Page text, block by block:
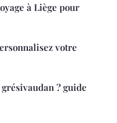
à Liège pour
votre
? guide